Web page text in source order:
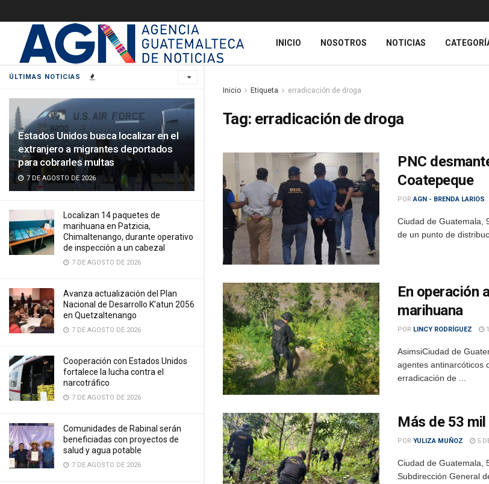
ÚLTIMAS NOTICIAS
Estados Unidos busca localizar en el
extranjero a migrantes deportados
para cobrarles multas
7 DE AGOSTO DE 2026
Localizan 14 paquetes de
marihuana en Patzicia,
Chimaltenango, durante operativo
de inspección a un cabezal
7 DE AGOSTO DE 2026
Avanza actualización del Plan
Nacional de Desarrollo K’atun 2056
en Quetzaltenango
7 DE AGOSTO DE 2026
Cooperación con Estados Unidos
fortalece la lucha contra el
narcotráfico
7 DE AGOSTO DE 2026
Comunidades de Rabinal serán
beneficiadas con proyectos de
salud y agua potable
7 DE AGOSTO DE 2026
INICIO NOSOTROS NOTICIAS
Inicio Etiqueta erradicación de droga
Tag: erradicación de droga
PNC
Coatepeque
POR AGN - BRENDA LARIOS
Ciudad de Guatemala,
de un punto de
En operación
marihuana
POR LINCY RODRÍGUEZ
AsimsiCiudad de
agentes antinarcóticos
erradicación de ...
Más de 53
POR YULIZA MUÑOZ 5
Ciudad de Guatemala,
Subdirección General